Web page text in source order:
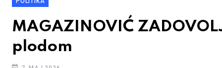
MAGAZINOVIĆ
plodom